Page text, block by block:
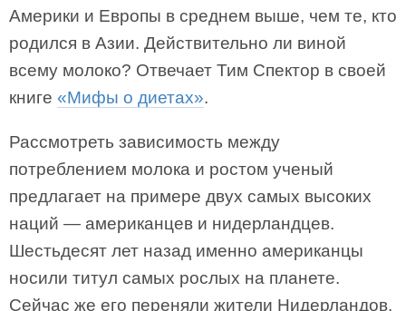
Америки и Европы в среднем выше, чем те, кто
родился в Азии. Действительно ли виной
всему молоко? Отвечает Тим Спектор в своей
книге «Мифы о диетах».
Рассмотреть зависимость между
потреблением молока и ростом ученый
предлагает на примере двух самых высоких
наций — американцев и нидерландцев.
Шестьдесят лет назад именно американцы
носили титул самых рослых на планете.
Сейчас же его переняли жители Нидерландов.